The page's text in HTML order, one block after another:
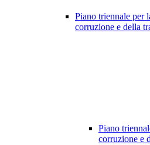
Piano triennale per
corruzione e della
Piano
corruzione e